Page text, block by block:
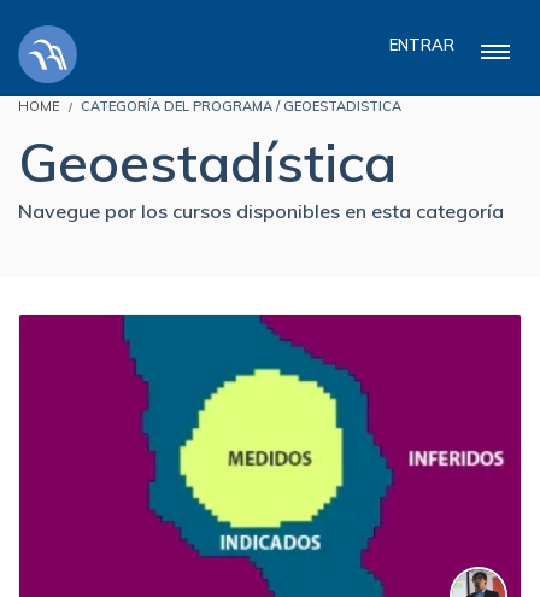
ENTRAR
HOME CATEGORÍA DEL PROGRAMA / GEOESTADISTICA
Geoestadística
Navegue por los cursos disponibles en esta categoría